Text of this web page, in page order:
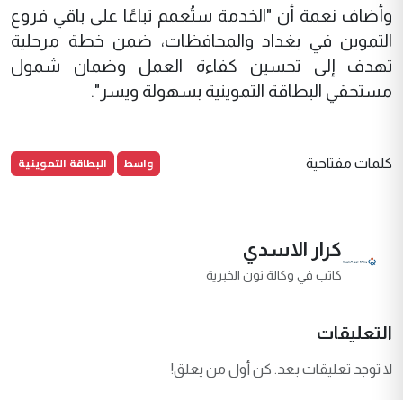
وأضاف نعمة أن "الخدمة ستُعمم تباعًا على باقي فروع
التموين في بغداد والمحافظات، ضمن خطة مرحلية
تهدف إلى تحسين كفاءة العمل وضمان شمول
مستحقي البطاقة التموينية بسهولة ويسر".
كلمات مفتاحية واسط البطاقة التموينية
كرار الاسدي
كاتب في وكالة نون الخبرية
التعليقات
لا توجد تعليقات بعد. كن أول من يعلق!